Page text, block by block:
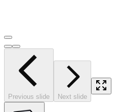
Previous slide Next slide